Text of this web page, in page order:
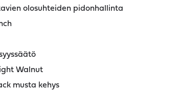
olosuhteiden pidonhallinta
Walnut
musta kehys